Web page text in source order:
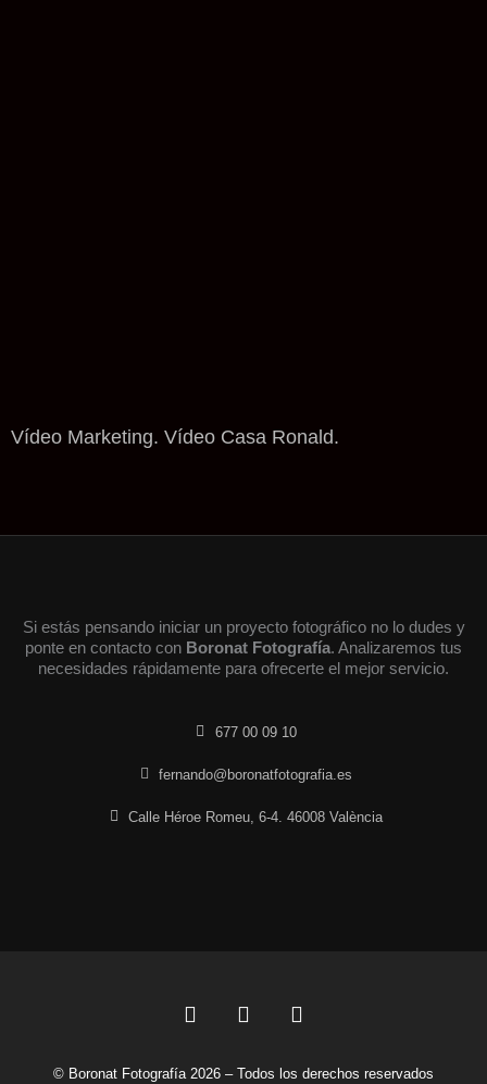
Vídeo Marketing. Vídeo Casa Ronald.
Si estás pensando iniciar un proyecto fotográfico no lo dudes y
ponte en contacto con Boronat Fotografía. Analizaremos tus
necesidades rápidamente para ofrecerte el mejor servicio.
677 00 09 10
fernando@boronatfotografia.es
Calle Héroe Romeu, 6-4. 46008 València
F
e
L
k
I
t
© Boronat Fotografía 2026 – Todos los derechos reservados